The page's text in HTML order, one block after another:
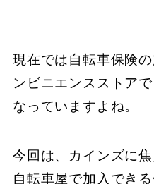
現在では自転車保険
ンビニエンスストア
なっていますよね。
今回は、カインズに
自転車屋で加入でき